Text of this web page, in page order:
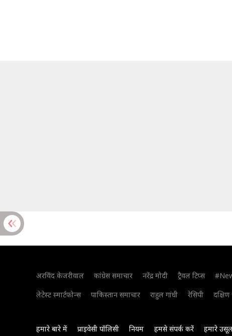
अरविंद केजरीवाल कांग्रेस समाचार नरेंद्र मोदी ट्रैवल टिप्स
लेटेस्ट स्मार्टफोन्स
पाकिस्तान समाचार राहुल गांधी रेसिपी
हमारे बारे में प्राइवेसी पॉलिसी नियम हमसे संपर्क करें हमारे